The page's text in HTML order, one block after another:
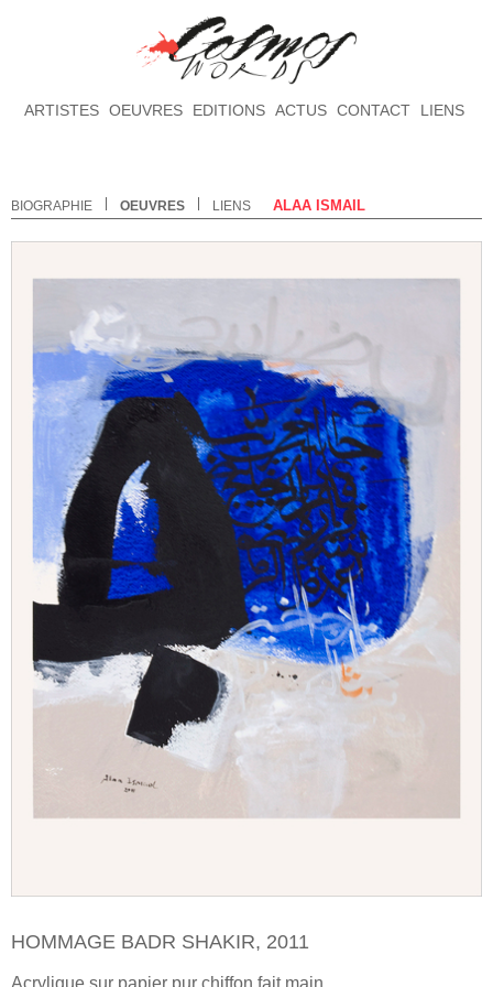
ARTISTES OEUVRES EDITIONS ACTUS CONTACT LIENS
BIOGRAPHIE OEUVRES LIENS ALAA ISMAIL
HOMMAGE BADR SHAKIR, 2011
Acrylique sur papier pur chiffon fait main.